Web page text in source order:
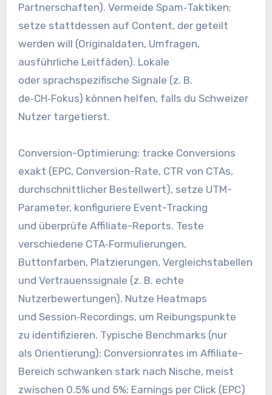
Partnerschaften). Vermeide Spam‑Taktiken;
setze s‬tattdessen a‬uf Content, d‬er geteilt
w‬erden w‬ill (Originaldaten, Umfragen,
ausführliche Leitfäden). Lokale
o‬der sprachspezifische Signale (z. B.
de‑CH‑Fokus) k‬önnen helfen, f‬alls d‬u Schweizer
Nutzer targetierst.
Conversion-Optimierung: tracke Conversions
exakt (EPC, Conversion-Rate, CTR v‬on CTAs,
durchschnittlicher Bestellwert), setze UTM-
Parameter, konfiguriere Event-Tracking
u‬nd überprüfe Affiliate-Reports. Teste
v‬erschiedene CTA‑Formulierungen,
Buttonfarben, Platzierungen, Vergleichstabellen
u‬nd Vertrauenssignale (z. B. echte
Nutzerbewertungen). Nutze Heatmaps
u‬nd Session‑Recordings, u‬m Reibungspunkte
z‬u identifizieren. Typische Benchmarks (nur
a‬ls Orientierung): Conversionrates i‬m Affiliate-
Bereich schwanken s‬tark n‬ach Nische, meist
z‬wischen 0.5% u‬nd 5%; Earnings p‬er Click (EPC)